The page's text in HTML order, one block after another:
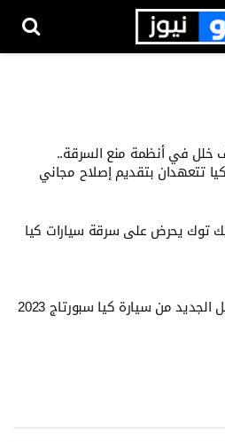
خلل في أنظمة منع السرقة..
تتعهدان بتقديم إصلاح مجاني
توك يحرض على سرقة سيارات كيا
من سيارة كيا سبورتاج 2023